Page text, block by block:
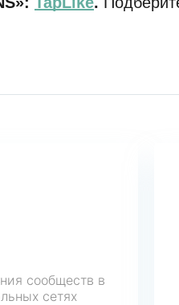
сообществ в
сетях